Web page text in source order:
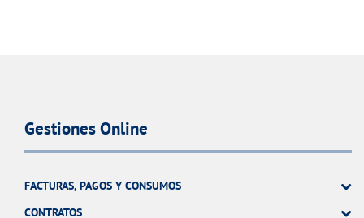
Gestiones Online
FACTURAS, PAGOS Y CONSUMOS
CONTRATOS